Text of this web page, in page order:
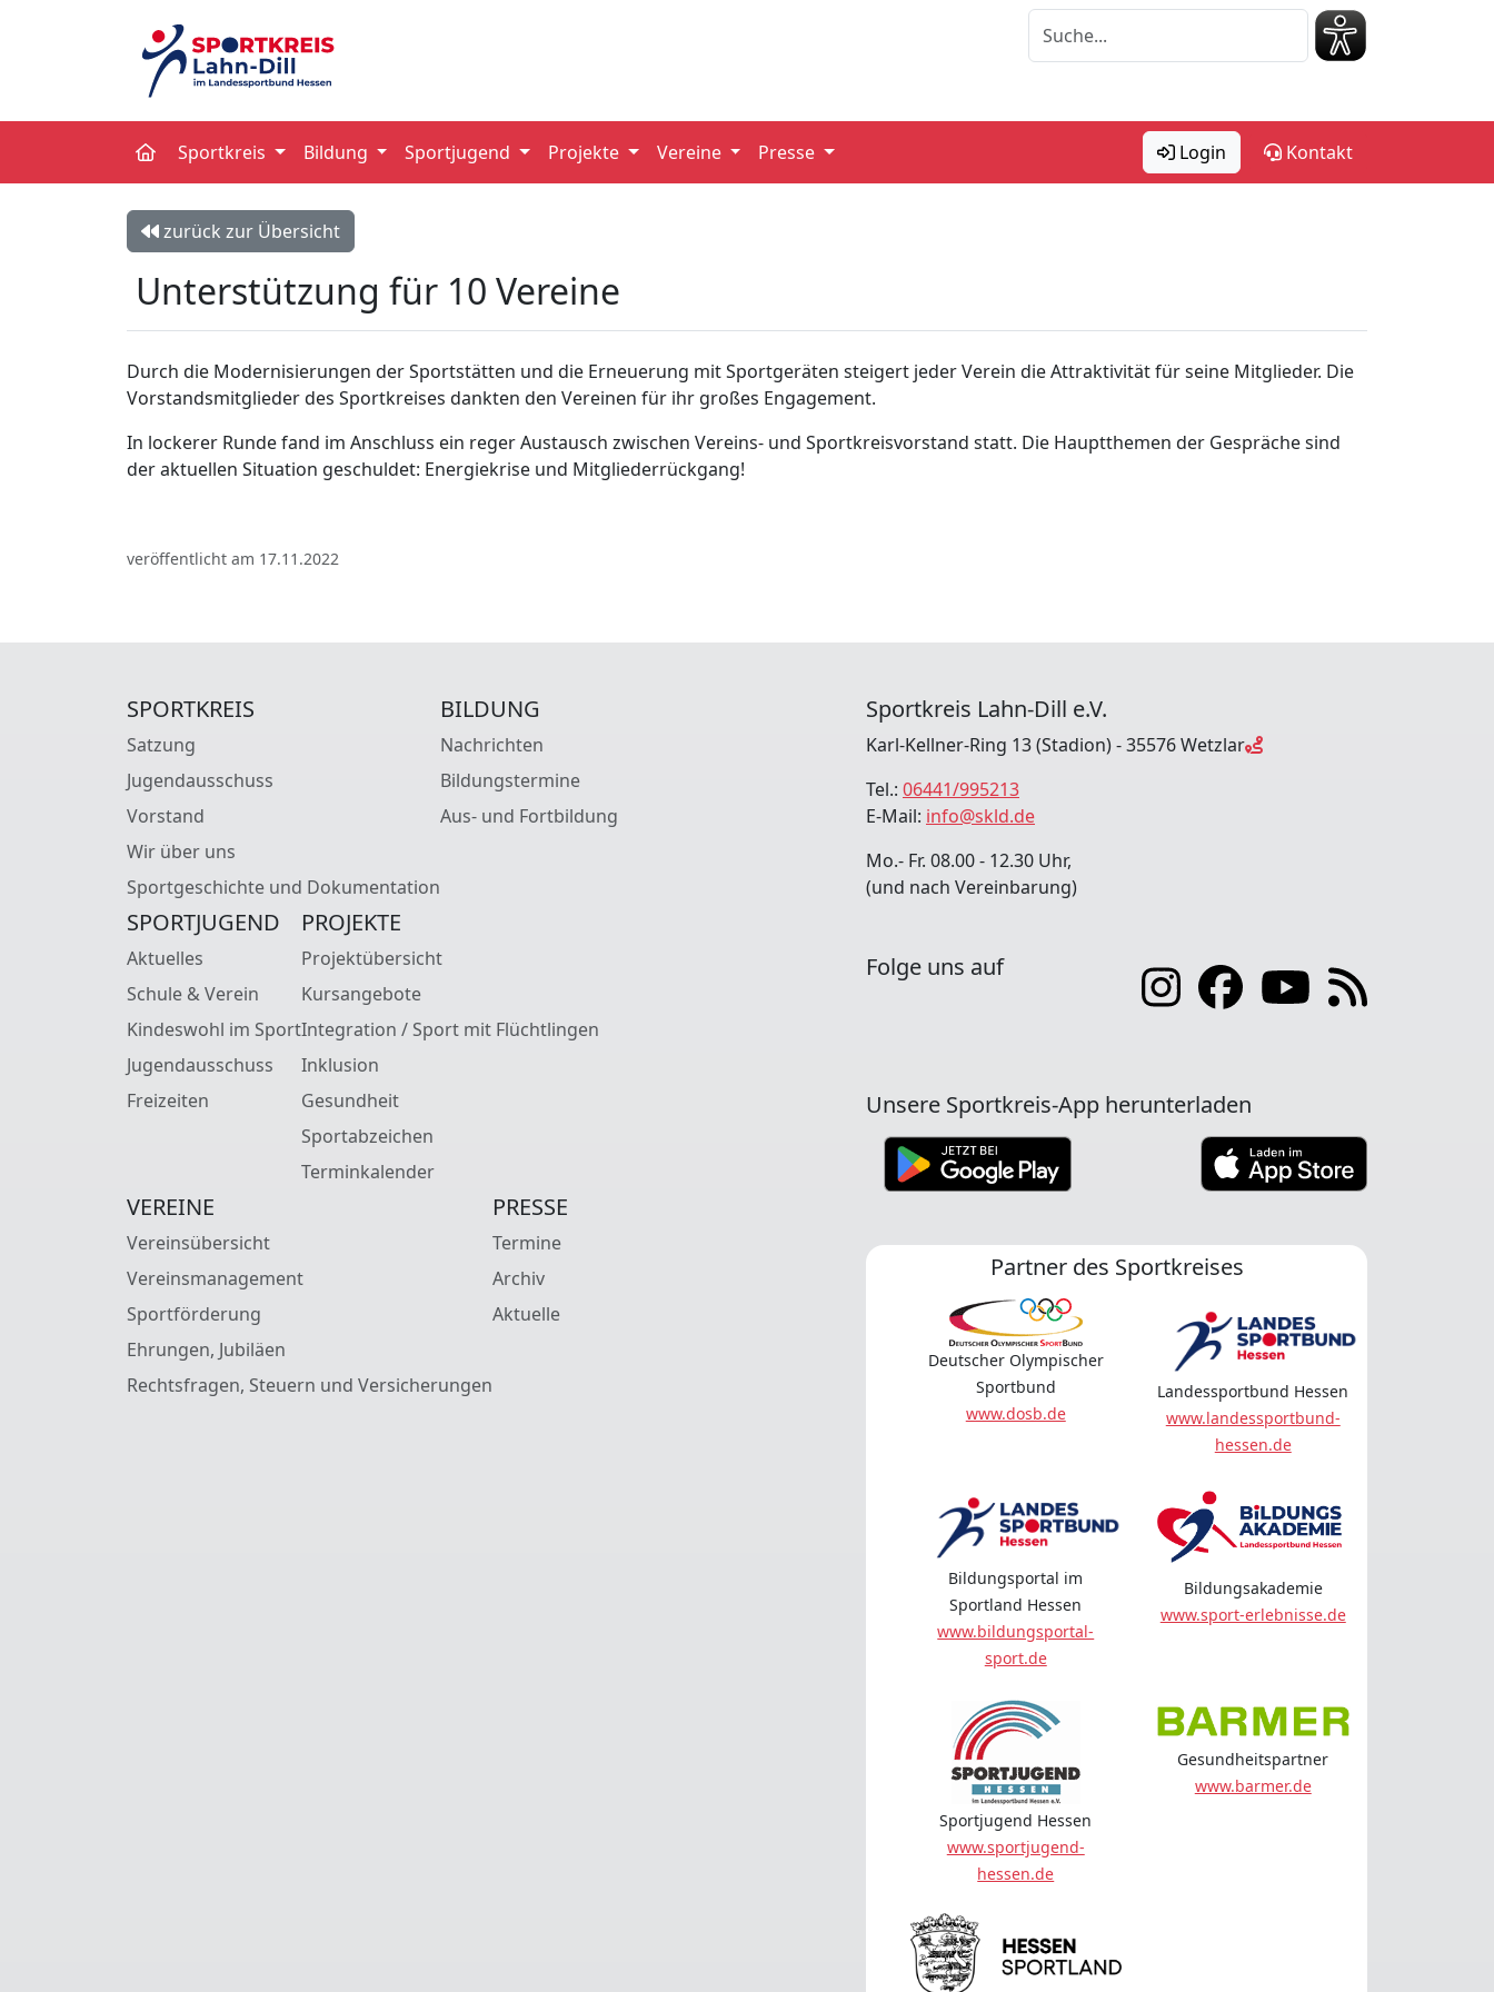
Sportkreis Bildung Sportjugend Projekte Vereine Presse Login Kontakt
zurück zur Übersicht
Unterstützung für 10 Vereine
Durch die Modernisierungen der Sportstätten und die Erneuerung mit Sportgeräten steigert jeder Verein die Attraktivität für seine Mitglieder. Die
Vorstandsmitglieder des Sportkreises dankten den Vereinen für ihr großes Engagement.
In lockerer Runde fand im Anschluss ein reger Austausch zwischen Vereins- und Sportkreisvorstand statt. Die Hauptthemen der Gespräche sind
der aktuellen Situation geschuldet: Energiekrise und Mitgliederrückgang!
veröffentlicht am 17.11.2022
SPORTKREIS
Satzung
Jugendausschuss
Vorstand
Wir über uns
Sportgeschichte und Dokumentation
BILDUNG
Nachrichten
Bildungstermine
Aus- und Fortbildung
SPORTJUGEND
Aktuelles
Schule & Verein
Kindeswohl im Sport
Jugendausschuss
Freizeiten
PROJEKTE
Projektübersicht
Kursangebote
Integration / Sport mit Flüchtlingen
Inklusion
Gesundheit
Sportabzeichen
Terminkalender
VEREINE
Vereinsübersicht
Vereinsmanagement
Sportförderung
Ehrungen, Jubiläen
Rechtsfragen, Steuern und Versicherungen
PRESSE
Termine
Archiv
Aktuelle
Sportkreis Lahn-Dill e.V.
Karl-Kellner-Ring 13 (Stadion) - 35576 Wetzlar
Tel.: 06441/995213
E-Mail: info@skld.de
Mo.- Fr. 08.00 - 12.30 Uhr,
(und nach Vereinbarung)
Folge uns auf
Unsere Sportkreis-App herunterladen
Partner des Sportkreises
Deutscher Olympischer
Sportbund
www.dosb.de
Landessportbund Hessen
www.landessportbund-
hessen.de
Bildungsportal im
Sportland Hessen
www.bildungsportal-
sport.de
Bildungsakademie
www.sport-erlebnisse.de
Sportjugend Hessen
www.sportjugend-
hessen.de
Gesundheitspartner
www.barmer.de